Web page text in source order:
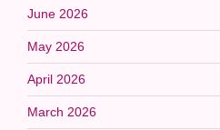
June 2026
May 2026
April 2026
March 2026